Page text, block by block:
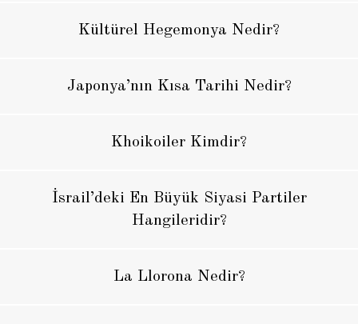
Kültürel Hegemonya Nedir?
Japonya’nın Kısa Tarihi Nedir?
Khoikoiler Kimdir?
İsrail’deki En Büyük Siyasi Partiler
Hangileridir?
La Llorona Nedir?